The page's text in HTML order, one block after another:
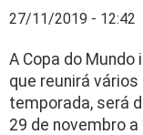
27/11/2019 - 12:42
A Copa do
que reunirá
temporada, será
29 de novembro